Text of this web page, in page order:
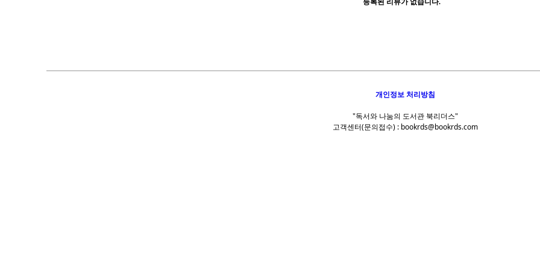
등록된 리뷰가 없습니다.
개인정보 처리방침
"독서와 나눔의 도서관 북리더스"
고객센터(문의접수) : bookrds@bookrds.com